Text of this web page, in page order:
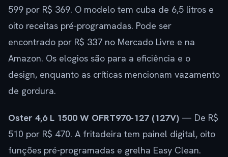
599 por R$ 369. O modelo tem cuba de 6,5 litros e
oito receitas pré-programadas. Pode ser
encontrado por R$ 337 no Mercado Livre e na
Amazon. Os elogios são para a eficiência e o
design, enquanto as críticas mencionam vazamento
de gordura.
Oster 4,6 L 1500 W OFRT970-127 (127V) — De R$
510 por R$ 470. A fritadeira tem painel digital, oito
funções pré-programadas e grelha Easy Clean.